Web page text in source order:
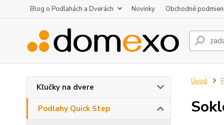
Blog o Podlahách a Dverách Novinky Obchodné
Kľučky na dvere
Podlahy Quick Step
Úvod